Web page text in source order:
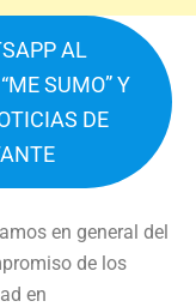
AL
SUMO” Y
DE
en general del
de los
en